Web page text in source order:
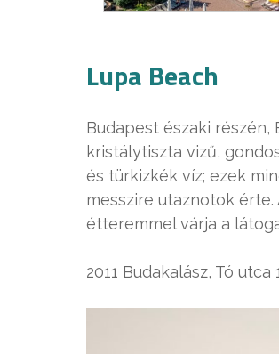
Lupa Beach
Budapest északi
kristálytiszta vizű,
és türkizkék víz; ezek
messzire utaznotok
étteremmel várja a
2011 Budakalász, Tó utca